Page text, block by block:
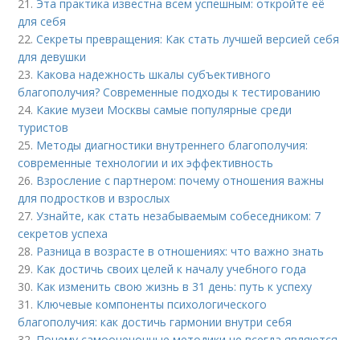
21. Эта практика известна всем успешным: откройте её
для себя
22.Секреты превращения: Как стать лучшей версией себя
для девушки
23. Какова надежность шкалы субъективного
благополучия? Современные подходы к тестированию
24. Какие музеи Москвы самые популярные среди
туристов
25. Методы диагностики внутреннего благополучия:
современные технологии и их эффективность
26. Взросление с партнером: почему отношения важны
для подростков и взрослых
27.Узнайте, как стать незабываемым собеседником: 7
секретов успеха
28. Разница в возрасте в отношениях: что важно знать
29. Как достичь своих целей к началу учебного года
30. Как изменить свою жизнь в 31 день: путь к успеху
31. Ключевые компоненты психологического
благополучия: как достичь гармонии внутри себя